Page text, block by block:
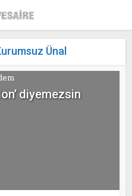
Ünal
diyemezsin